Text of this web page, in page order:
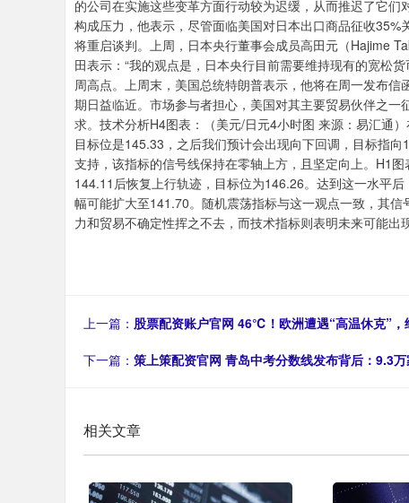
的公司在实施这些变革方面行动较为迟缓，从而推迟了它
构成压力，他表示，尽管面临美国对日本出口商品征收
将重启谈判。上周，日本央行董事会成员高田元（Hajime
田表示：“我的观点是，日本央行目前需要维持现有的宽松
周高点。上周末，美国总统特朗普表示，他将在周一发布
期日益临近。市场参与者担心，美国对其主要贸易伙伴之
求。技术分析H4图表：（美元/日元4小时图 来源：易汇通
目标位是145.33，之后我们预计会出现向下回调，目标指
支持，该指标的信号线保持在零轴上方，且坚定向上。H1
144.11后恢复上行轨迹，目标位为146.26。达到这一水平
幅可能扩大至141.70。随机震荡指标与这一观点一致，其
力和贸易不确定性挥之不去，而技术指标则表明未来可能
上一篇： 股票配资账户官网 46℃！欧洲遭遇“高温休克”
下一篇： 策上策配资官网 青岛中考分数线发布背后：9.3
相关文章